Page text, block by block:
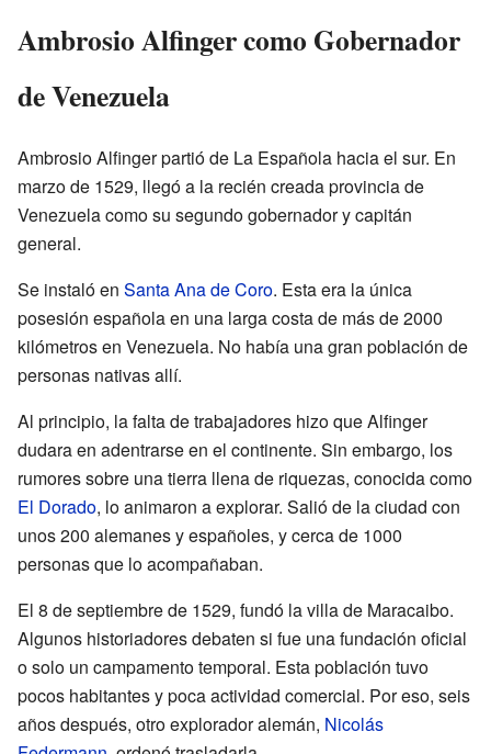
Ambrosio Alfinger como Gobernador
de Venezuela
Ambrosio Alfinger partió de La Española hacia el sur. En
marzo de 1529, llegó a la recién creada provincia de
Venezuela como su segundo gobernador y capitán
general.
Se instaló en Santa Ana de Coro. Esta era la única
posesión española en una larga costa de más de 2000
kilómetros en Venezuela. No había una gran población de
personas nativas allí.
Al principio, la falta de trabajadores hizo que Alfinger
dudara en adentrarse en el continente. Sin embargo, los
rumores sobre una tierra llena de riquezas, conocida como
El Dorado, lo animaron a explorar. Salió de la ciudad con
unos 200 alemanes y españoles, y cerca de 1000
personas que lo acompañaban.
El 8 de septiembre de 1529, fundó la villa de Maracaibo.
Algunos historiadores debaten si fue una fundación oficial
o solo un campamento temporal. Esta población tuvo
pocos habitantes y poca actividad comercial. Por eso, seis
años después, otro explorador alemán, Nicolás